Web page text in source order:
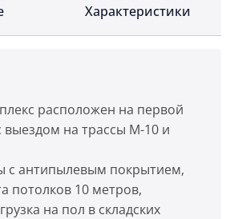
Характеристики
расположен на первой
выездом на трассы М-10 и
с антипылевым покрытием,
потолков 10 метров,
на пол в складских